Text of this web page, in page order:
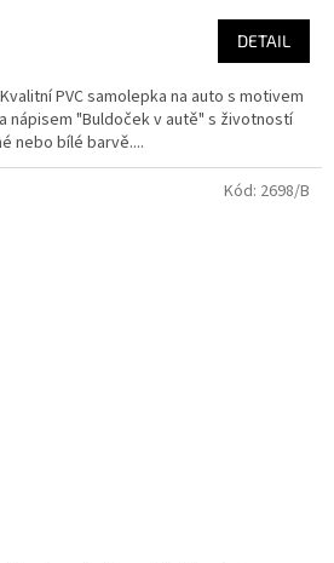
DETAIL
PVC samolepka na auto s motivem
nápisem "Buldoček v autě" s životností
nebo bílé barvě....
Kód: 2698/B